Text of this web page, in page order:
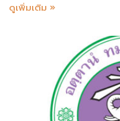
ดูเพิ่มเติม »